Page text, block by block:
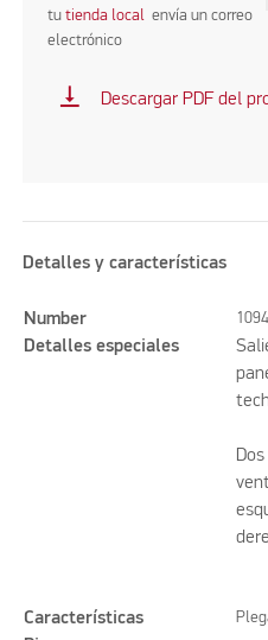
tutienda localenvía un correo
electrónico
vertical_align_bottom Descargar PDF del
Detalles y características
Number
Detalles especiales
Características